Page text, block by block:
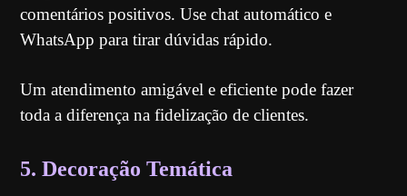
comentários positivos. Use chat automático e
WhatsApp para tirar dúvidas rápido.
Um atendimento amigável e eficiente pode fazer
toda a diferença na fidelização de clientes.
5. Decoração Temática